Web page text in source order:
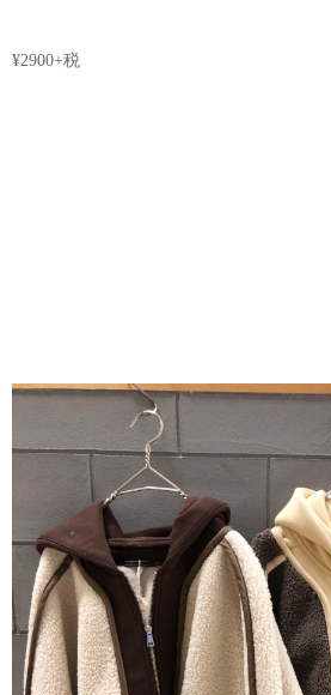
¥2900+税